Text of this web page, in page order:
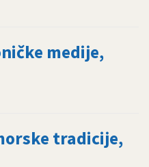
medije,
tradicije,